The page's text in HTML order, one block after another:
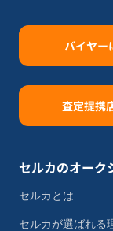
バイヤー
査定提携
セルカのオーク
セルカとは
セルカが選ばれる